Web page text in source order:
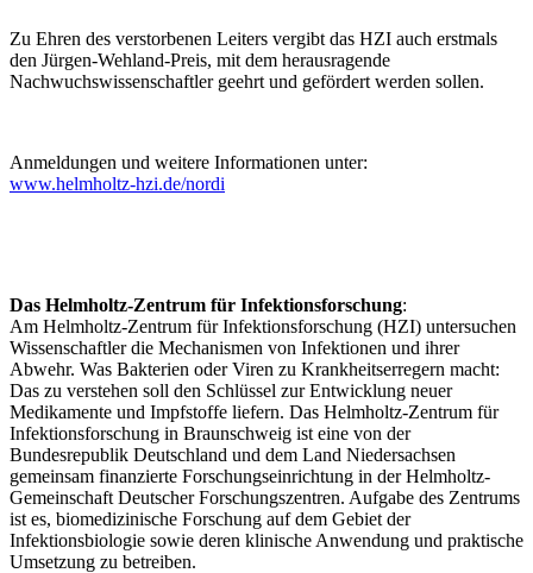
Zu Ehren des verstorbenen Leiters vergibt das HZI auch erstmals
den Jürgen-Wehland-Preis, mit dem herausragende
Nachwuchswissenschaftler geehrt und gefördert werden sollen.
Anmeldungen und weitere Informationen unter:
www.helmholtz-hzi.de/nordi
Das Helmholtz-Zentrum für Infektionsforschung:
Am Helmholtz-Zentrum für Infektionsforschung (HZI) untersuchen
Wissenschaftler die Mechanismen von Infektionen und ihrer
Abwehr. Was Bakterien oder Viren zu Krankheitserregern macht:
Das zu verstehen soll den Schlüssel zur Entwicklung neuer
Medikamente und Impfstoffe liefern. Das Helmholtz-Zentrum für
Infektionsforschung in Braunschweig ist eine von der
Bundesrepublik Deutschland und dem Land Niedersachsen
gemeinsam finanzierte Forschungseinrichtung in der Helmholtz-
Gemeinschaft Deutscher Forschungszentren. Aufgabe des Zentrums
ist es, biomedizinische Forschung auf dem Gebiet der
Infektionsbiologie sowie deren klinische Anwendung und praktische
Umsetzung zu betreiben.